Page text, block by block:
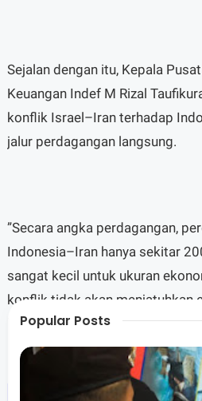
Sejalan dengan itu, Kepala
Keuangan Indef M Rizal
konflik Israel–Iran terhadap
jalur perdagangan langsung.
”Secara angka perdagangan,
Indonesia–Iran hanya sekitar
sangat kecil untuk ukuran
konflik tidak akan menjatuhkan
berbahaya bukan trade
Rizal.
Popular Posts